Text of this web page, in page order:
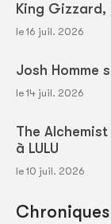
King Gizzard,
le 16 juil. 2026
Josh Homme
le 14 juil. 2026
The
à LULU
le 10 juil. 2026
Chroniques